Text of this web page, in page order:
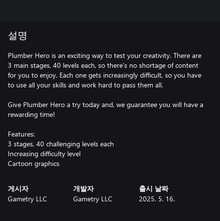
설명
Plumber Hero is an exciting way to test your creativity. There are
3 main stages, 40 levels each, so there’s no shortage of content
for you to enjoy. Each one gets increasingly difficult, so you have
to use all your skills and work hard to pass them all.
Give Plumber Hero a try today and, we guarantee you will have a
rewarding time!
Features:
3 stages, 40 challenging levels each
Increasing difficulty level
Cartoon graphics
게시자
Gametry LLC
개발자
Gametry LLC
출시 날짜
2025. 5. 16.